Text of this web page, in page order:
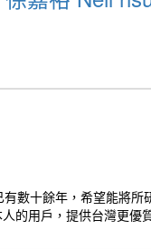
數十餘年，希望能將所
的用戶，提供台灣更優